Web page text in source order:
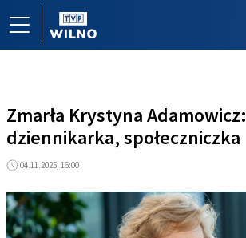
Zmarła Krystyna Adamowicz:
dziennikarka, społeczniczka
04.11.2025, 16:00